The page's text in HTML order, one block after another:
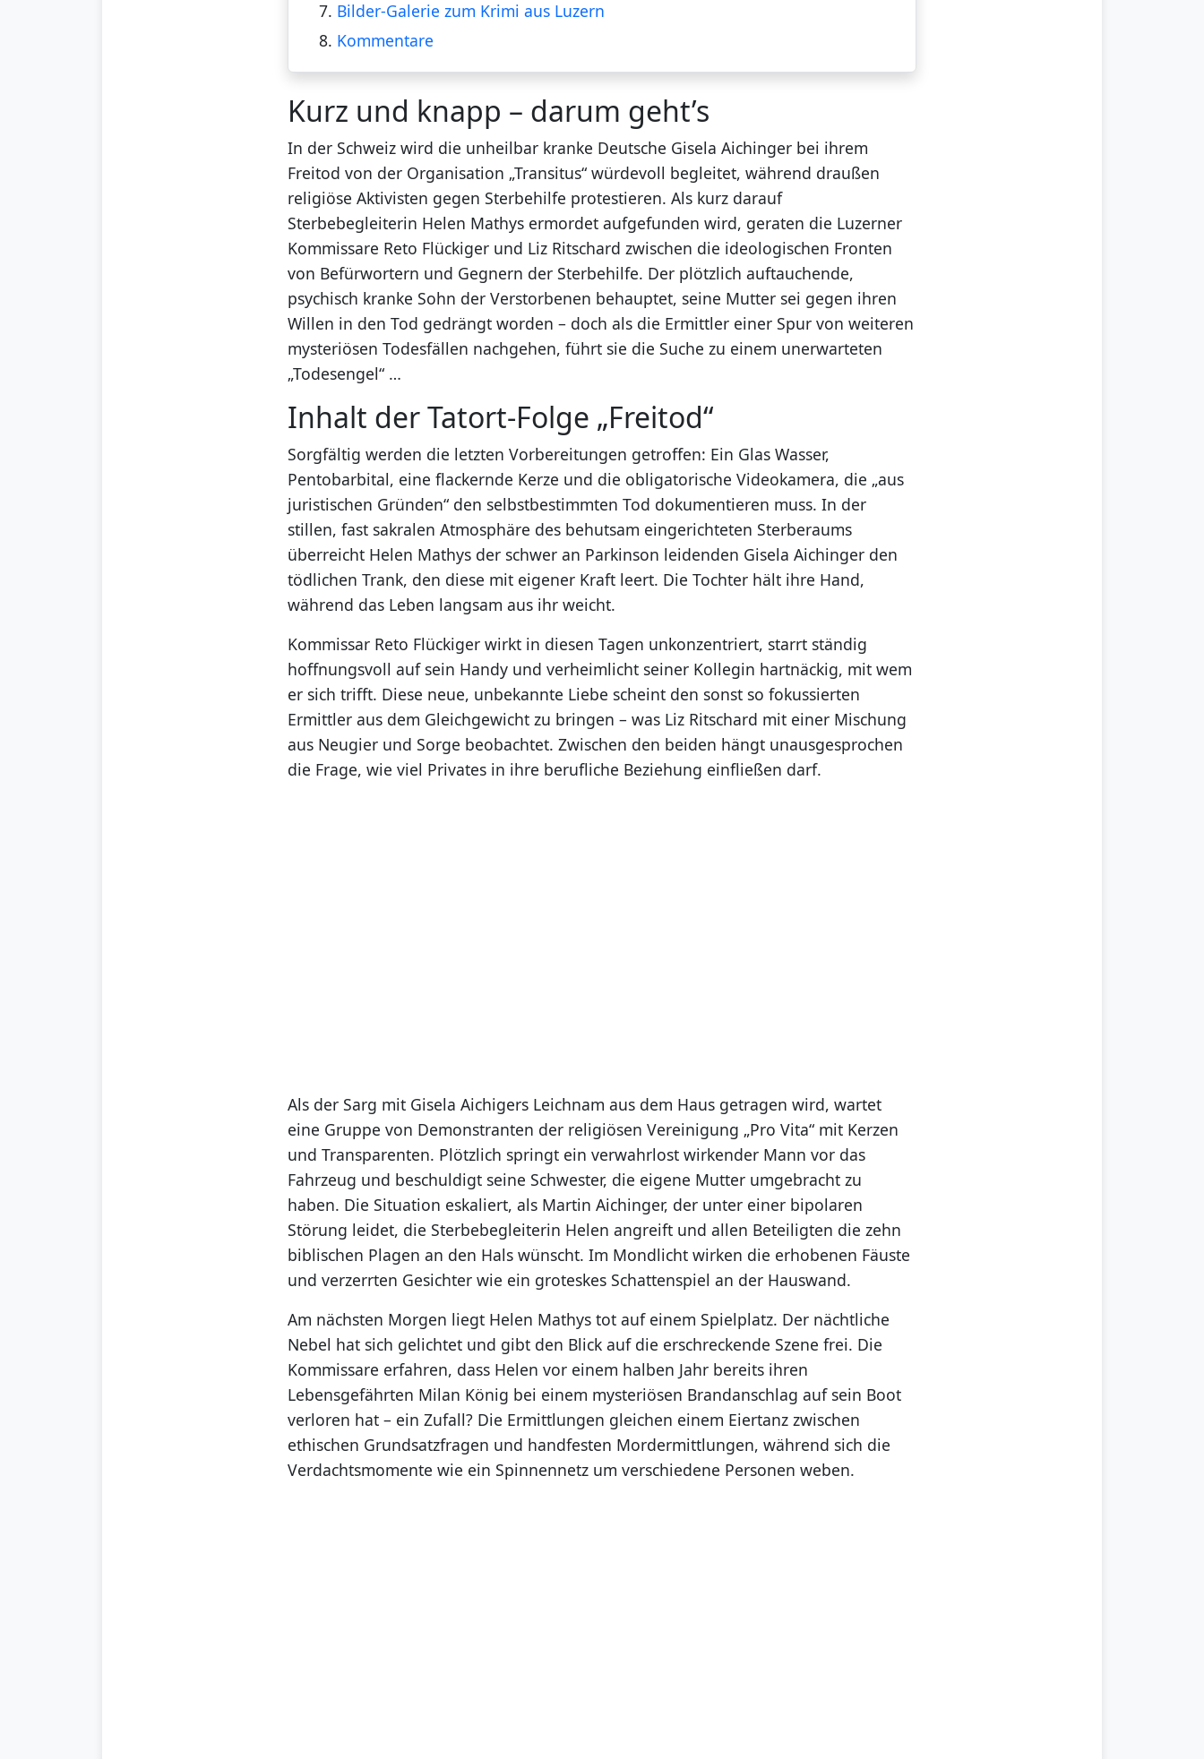
7. Bilder-Galerie zum Krimi aus Luzern
8. Kommentare
Kurz und knapp – darum geht’s
In der Schweiz wird die unheilbar kranke Deutsche Gisela Aichinger bei ihrem
Freitod von der Organisation „Transitus“ würdevoll begleitet, während draußen
religiöse Aktivisten gegen Sterbehilfe protestieren. Als kurz darauf
Sterbebegleiterin Helen Mathys ermordet aufgefunden wird, geraten die Luzerner
Kommissare Reto Flückiger und Liz Ritschard zwischen die ideologischen Fronten
von Befürwortern und Gegnern der Sterbehilfe. Der plötzlich auftauchende,
psychisch kranke Sohn der Verstorbenen behauptet, seine Mutter sei gegen ihren
Willen in den Tod gedrängt worden – doch als die Ermittler einer Spur von weiteren
mysteriösen Todesfällen nachgehen, führt sie die Suche zu einem unerwarteten
„Todesengel“ …
Inhalt der Tatort-Folge „Freitod“
Sorgfältig werden die letzten Vorbereitungen getroffen: Ein Glas Wasser,
Pentobarbital, eine flackernde Kerze und die obligatorische Videokamera, die „aus
juristischen Gründen“ den selbstbestimmten Tod dokumentieren muss. In der
stillen, fast sakralen Atmosphäre des behutsam eingerichteten Sterberaums
überreicht Helen Mathys der schwer an Parkinson leidenden Gisela Aichinger den
tödlichen Trank, den diese mit eigener Kraft leert. Die Tochter hält ihre Hand,
während das Leben langsam aus ihr weicht.
Kommissar Reto Flückiger wirkt in diesen Tagen unkonzentriert, starrt ständig
hoffnungsvoll auf sein Handy und verheimlicht seiner Kollegin hartnäckig, mit wem
er sich trifft. Diese neue, unbekannte Liebe scheint den sonst so fokussierten
Ermittler aus dem Gleichgewicht zu bringen – was Liz Ritschard mit einer Mischung
aus Neugier und Sorge beobachtet. Zwischen den beiden hängt unausgesprochen
die Frage, wie viel Privates in ihre berufliche Beziehung einfließen darf.
Als der Sarg mit Gisela Aichigers Leichnam aus dem Haus getragen wird, wartet
eine Gruppe von Demonstranten der religiösen Vereinigung „Pro Vita“ mit Kerzen
und Transparenten. Plötzlich springt ein verwahrlost wirkender Mann vor das
Fahrzeug und beschuldigt seine Schwester, die eigene Mutter umgebracht zu
haben. Die Situation eskaliert, als Martin Aichinger, der unter einer bipolaren
Störung leidet, die Sterbebegleiterin Helen angreift und allen Beteiligten die zehn
biblischen Plagen an den Hals wünscht. Im Mondlicht wirken die erhobenen Fäuste
und verzerrten Gesichter wie ein groteskes Schattenspiel an der Hauswand.
Am nächsten Morgen liegt Helen Mathys tot auf einem Spielplatz. Der nächtliche
Nebel hat sich gelichtet und gibt den Blick auf die erschreckende Szene frei. Die
Kommissare erfahren, dass Helen vor einem halben Jahr bereits ihren
Lebensgefährten Milan König bei einem mysteriösen Brandanschlag auf sein Boot
verloren hat – ein Zufall? Die Ermittlungen gleichen einem Eiertanz zwischen
ethischen Grundsatzfragen und handfesten Mordermittlungen, während sich die
Verdachtsmomente wie ein Spinnennetz um verschiedene Personen weben.